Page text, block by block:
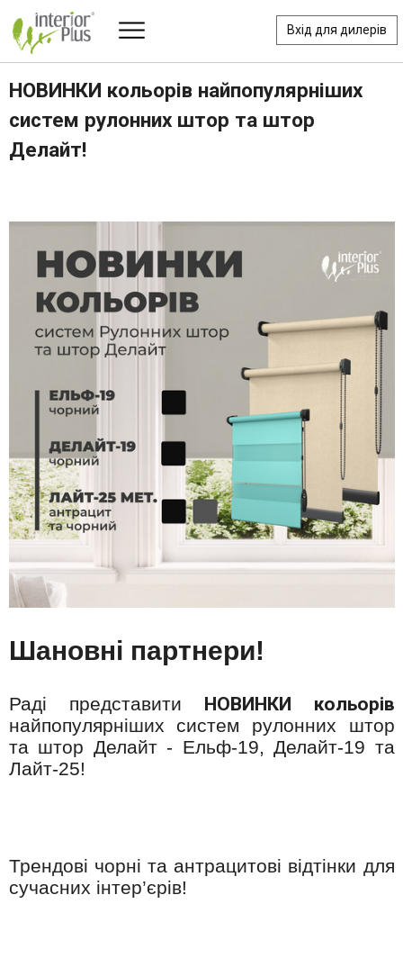
Вхід для дилерів
НОВИНКИ кольорів найпопулярніших
систем рулонних штор та штор
Делайт!
Шановні партнери!
Раді представити НОВИНКИ кольорів
найпопулярніших систем рулонних штор
та штор Делайт - Ельф-19, Делайт-19 та
Лайт-25!
Трендові чорні та антрацитові відтінки для
сучасних інтер’єрів!